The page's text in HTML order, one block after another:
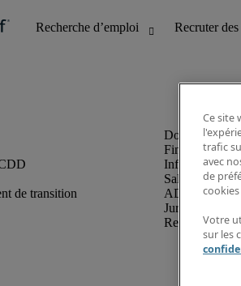
de transition
Finance et
Informatique
Sales et
ADV, supply
Juridique et
Ressources
Ce site
trafic
avec
de
cookies
Votre
sur les